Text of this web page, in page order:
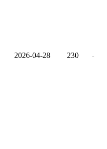
2026-04-28 230 -